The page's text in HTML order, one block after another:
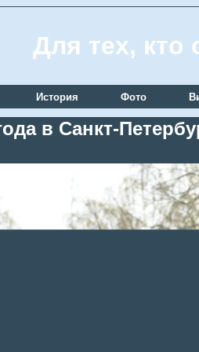
Для тех, кто
История Фото
в Санкт-